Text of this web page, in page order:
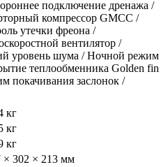
подключение дренажа /
компрессор GMCC /
утечки фреона /
вентилятор /
уровень шума / Ночной режим
теплообменника Golden fin
покачивания заслонок /
кг
кг
кг
× 302 × 213 мм